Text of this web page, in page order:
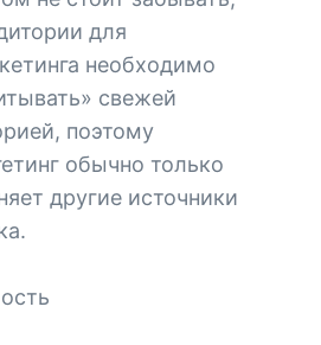
для
необходимо
свежей
поэтому
обычно только
другие источники